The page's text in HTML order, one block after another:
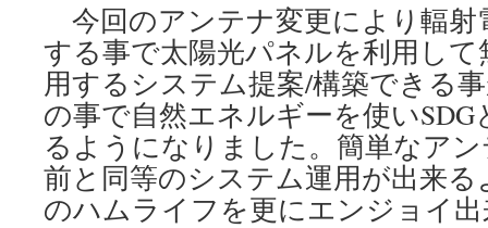
今回のアンテナ変更により輻射
する事で太陽光パネルを利用し
用するシステム提案/構築できる
の事で自然エネルギーを使い
るようになりました。簡単なア
前と同等のシステム運用が出来
のハムライフを更にエンジョイ